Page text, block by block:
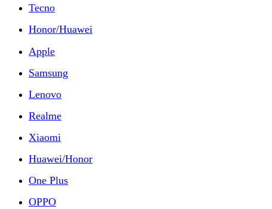
Tecno
Honor/Huawei
Apple
Samsung
Lenovo
Realme
Xiaomi
Huawei/Honor
One Plus
OPPO